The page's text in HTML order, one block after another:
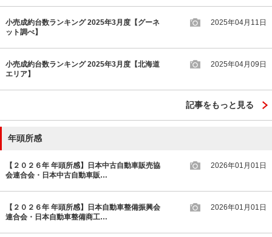
小売成約台数ランキング 2025年3月度【グーネ
ット調べ】
2025年04月11日
小売成約台数ランキング 2025年3月度【北海道
エリア】
2025年04月09日
記事をもっと見る
年頭所感
【２０２６年 年頭所感】日本中古自動車販売協
会連合会・日本中古自動車販…
2026年01月01日
【２０２６年 年頭所感】日本自動車整備振興会
連合会・日本自動車整備商工…
2026年01月01日